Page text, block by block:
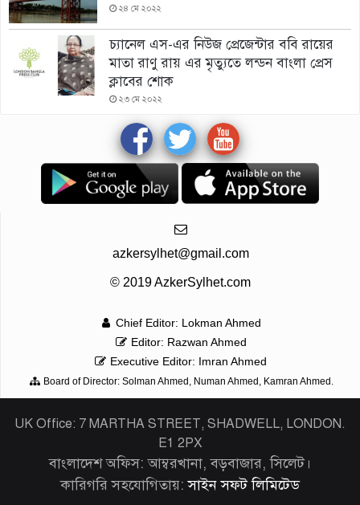
২৪ মে ২০২২
চ্যানেল এস-এর নিউজ প্রেজেন্টার ববি রায়ের
মাতা রাণু রায় এর মৃত্যুতে লন্ডন বাংলা প্রেস
ক্লাবের শোক
২৩ মে ২০২২
azkersylhet@gmail.com
© 2019 AzkerSylhet.com
Chief Editor: Lokman Ahmed
Editor: Razwan Ahmed
Executive Editor: Imran Ahmed
Board of Director: Solman Ahmed, Numan Ahmed, Kamran Ahmed.
UK Office: 7 MARTHA STREET, SHADWELL, LONDON.
E1 2PX
বাংলাদেশ অফিস: আম্বরখানা, বড়বাজার, সিলেট।
কারিগরি সহযোগিতায়:সাইন সফট লিমিটেড